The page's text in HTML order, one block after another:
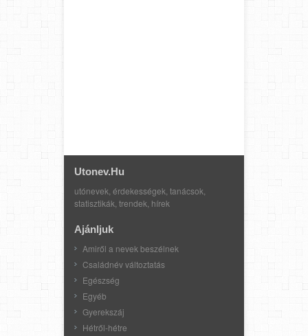
Utonev.hu
utónevek, érdekességek, tanácsok,
statisztikák, trendek, hírek
Ajánljuk
Amiről a nevek beszélnek
Családnév változtatás
Egészség
Egyéb
Gyerekszáj
Hétről-hétre